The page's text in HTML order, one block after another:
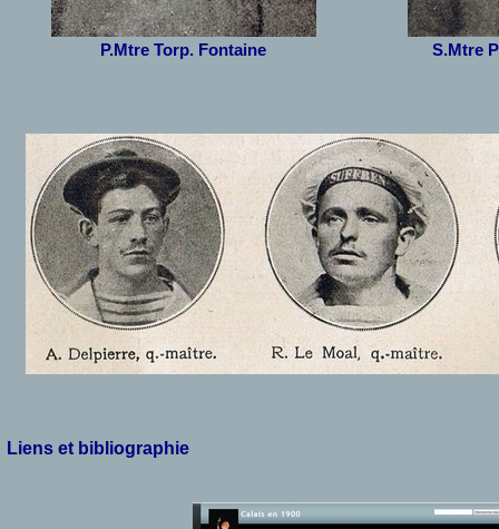
P.Mtre Torp. Fontaine S.Mtre
Liens et bibliographie